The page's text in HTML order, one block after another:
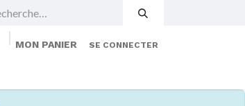
MON PANIER SE CONNECTER